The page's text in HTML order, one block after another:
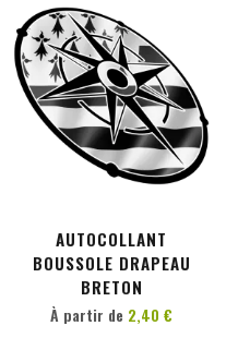
AUTOCOLLANT
BOUSSOLE DRAPEAU
BRETON
PERSONNALISER
À partir de 2,40 €